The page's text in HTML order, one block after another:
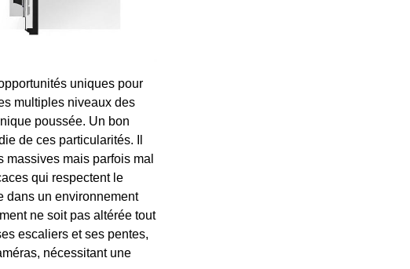
uniques pour
multiples niveaux des
poussée. Un bon
de ces particularités. Il
mais parfois mal
qui respectent le
dans un environnement
ne soit pas altérée tout
escaliers et ses pentes,
nécessitant une